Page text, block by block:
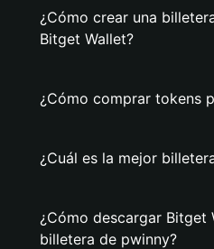
¿Cómo crear una
Bitget Wallet?
¿Cómo comprar tokens
¿Cuál es la mejor
¿Cómo descargar Bitget
billetera de pwinny?